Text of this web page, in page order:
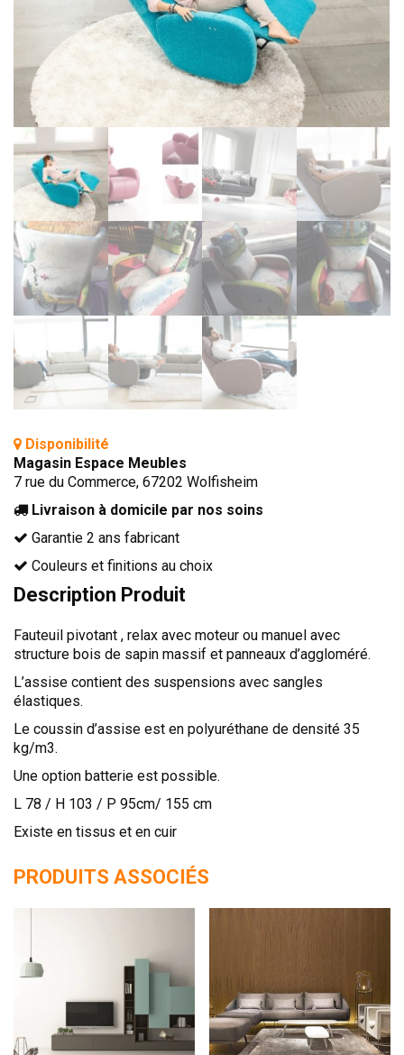
BIBLIOTHÈQUE
TABLE BASSE
FAUTEUILS
CHAISES
TABLES
BAHUT
LITERIE
CONVERTIBLE
MATELAS
LITS RELEVABLES
CADRES DE LIT
LITS FIXES
MEUBLES DE COMPLÉMENT
TAPIS
MIROIRS
PETITS MEUBLES
AMÉNAGEMENTS SUR MESURE
DESIGN
CONTEMPORAIN
Disponibilité
Magasin Espace Meubles
7 rue du Commerce, 67202 Wolfisheim
Livraison à domicile par nos soins
Garantie 2 ans fabricant
Couleurs et finitions au choix
Description Produit
Fauteuil pivotant , relax avec moteur ou manuel avec
structure bois de sapin massif et panneaux d’aggloméré.
L’assise contient des suspensions avec sangles
élastiques.
Le coussin d’assise est en polyuréthane de densité 35
kg/m3.
Une option batterie est possible.
L 78 / H 103 / P 95cm/ 155 cm
Existe en tissus et en cuir
PRODUITS ASSOCIÉS